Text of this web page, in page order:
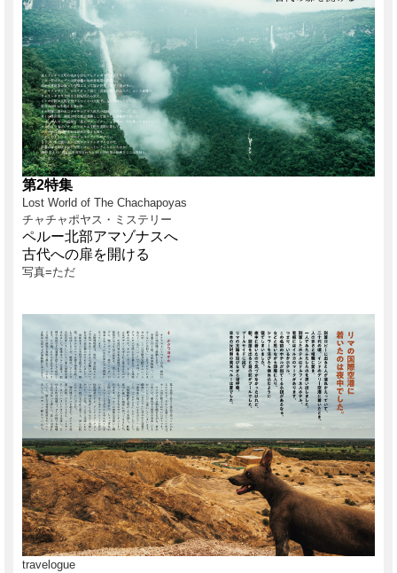
第2特集
Lost World of The Chachapoyas
チャチャポヤス・ミステリー
ペルー北部アマゾナスへ
古代への扉を開ける
写真=ただ
travelogue